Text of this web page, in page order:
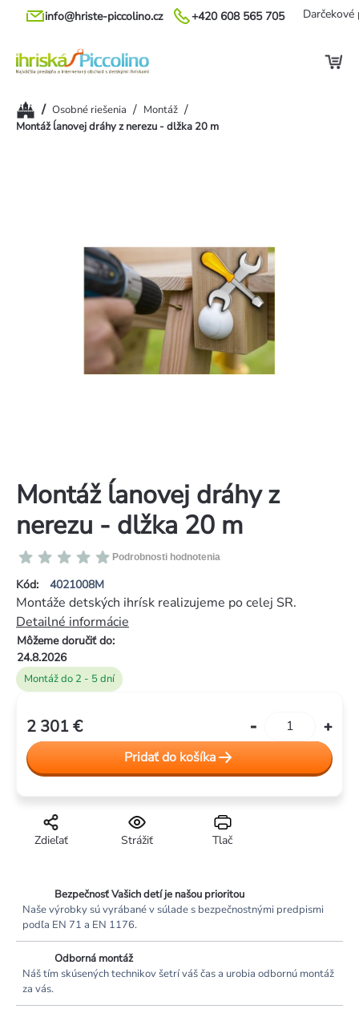
Prejsť
+420 608 565 705
info@hriste-piccolino.cz Darčekové
Domov
/ Osobné riešenia / Montáž /
Montáž ĺanovej dráhy z nerezu - dlžka 20 m
Montáž ĺanovej dráhy z
nerezu - dlžka 20 m
Kód: 4021008M
Priemerné
hodnotenie
produktu
je
0,0
z
5
hviezdičiek.
Podrobnosti hodnotenia
Montáž do 2 - 5 dní
Môžeme doručiť do:
24.8.2026
Montáže detských ihrísk realizujeme po celej SR.
Detailné informácie
Tlač
Strážiť
Zdieľať
2 301 €
cena:Pridať do košíka
Bezpečnosť Vašich detí je našou prioritou
Naše výrobky sú vyrábané v súlade s bezpečnostnými predpismi
podľa EN 71 a EN 1176.
Odborná montáž
Náš tím skúsených technikov šetrí váš čas a urobia odbornú montáž
za vás.